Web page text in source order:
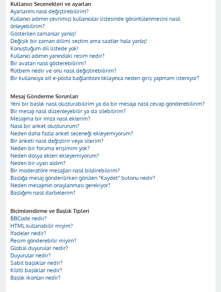
Kullanıcı Seçenekleri ve ayarları
Ayarlarımı nasıl değiştirebilirim?
Kullanıcı adımın çevrimiçi kullanıcılar listesinde görüntülenmesini nasıl
önleyebilirim?
Gösterilen zamanlar yanlış!
Değişik bir zaman dilimi seçtim ama saatler hala yanlış!
Konuştuğum dil listede yok!
Kullanıcı adımın yanındaki resim nedir?
Bir avatarı nasıl gösterebilirim?
Rütbem nedir ve onu nasıl değiştirebilirim?
Bir kullanıcıya ait e-posta bağlantısını tıklayınca neden giriş yapmam isteniyor?
Mesaj Gönderme Sorunları
Yeni bir başlık nasıl oluşturabilirim ya da bir mesaja nasıl cevap gönderebilirim?
Bir mesajı nasıl düzenleyebilir ya da silebilirim?
Mesajıma bir imza nasıl eklerim?
Nasıl bir anket oluştururum?
Neden daha fazla anket seçeneği ekleyemiyorum?
Bir anketi nasıl değiştirir veya silerim?
Neden bir foruma erişimim yok?
Neden dosya ekleri ekleyemiyorum?
Neden bir uyarı aldım?
Bir moderatöre mesajları nasıl bildirebilirim?
Başlığa mesaj gönderilirken görülen “Kaydet” butonu nedir?
Neden mesajımın onaylanması gerekiyor?
Başlığımı nasıl darbelerim?
Biçimlendirme ve Başlık Tipleri
BBCode nedir?
HTML kullanabilir miyim?
İfadeler nedir?
Resim gönderebilir miyim?
Global duyurular nedir?
Duyurular nedir?
Sabit başlıklar nedir?
Kilitli başlıklar nedir?
Başlık ikonları nedir?